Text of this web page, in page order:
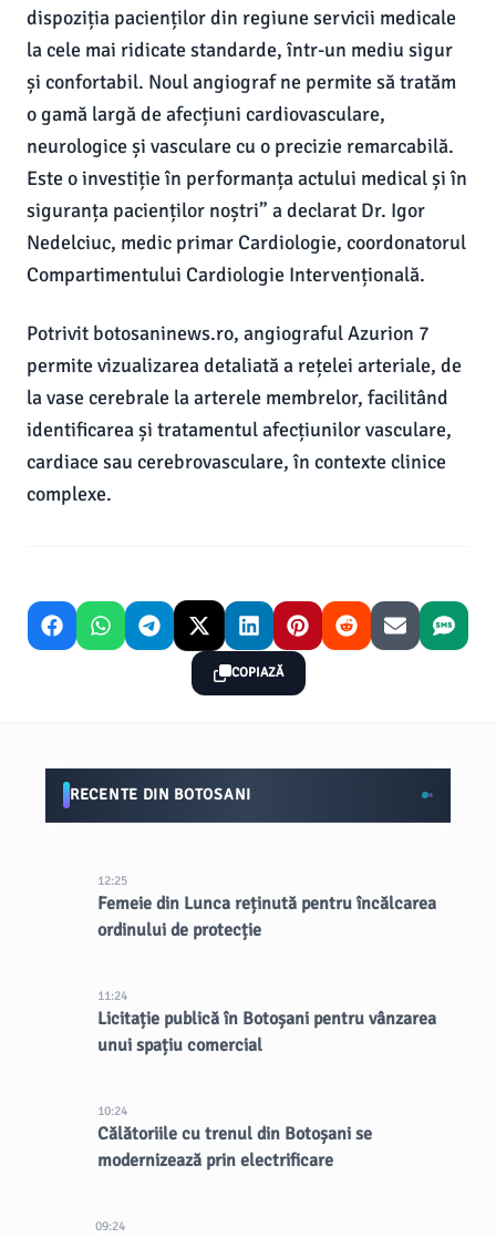
dispoziția pacienților din regiune servicii medicale
la cele mai ridicate standarde, într-un mediu sigur
și confortabil. Noul angiograf ne permite să tratăm
o gamă largă de afecțiuni cardiovasculare,
neurologice și vasculare cu o precizie remarcabilă.
Este o investiție în performanța actului medical și în
siguranța pacienților noștri” a declarat Dr. Igor
Nedelciuc, medic primar Cardiologie, coordonatorul
Compartimentului Cardiologie Intervențională.
Potrivit botosaninews.ro, angiograful Azurion 7
permite vizualizarea detaliată a rețelei arteriale, de
la vase cerebrale la arterele membrelor, facilitând
identificarea și tratamentul afecțiunilor vasculare,
cardiace sau cerebrovasculare, în contexte clinice
complexe.
COPIAZĂ
RECENTE DIN BOTOSANI
12:25
Femeie din Lunca reținută pentru încălcarea
ordinului de protecție
11:24
Licitație publică în Botoșani pentru vânzarea
unui spațiu comercial
10:24
Călătoriile cu trenul din Botoșani se
modernizează prin electrificare
09:24